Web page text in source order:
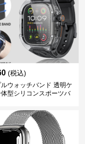
(税込)
ウォッチバンド 透明ケ
型シリコンスポーツバ